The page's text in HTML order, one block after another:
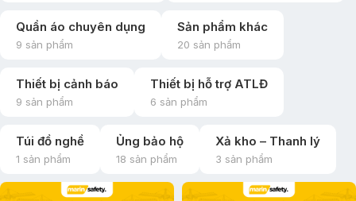
Quần áo chuyên dụng
9 sản phẩm
Sản phẩm khác
20 sản phẩm
Thiết bị cảnh báo
9 sản phẩm
Thiết bị hỗ trợ ATLĐ
6 sản phẩm
Túi đồ nghề
1 sản phẩm
Ủng bảo hộ
18 sản phẩm
Xả kho – Thanh lý
3 sản phẩm